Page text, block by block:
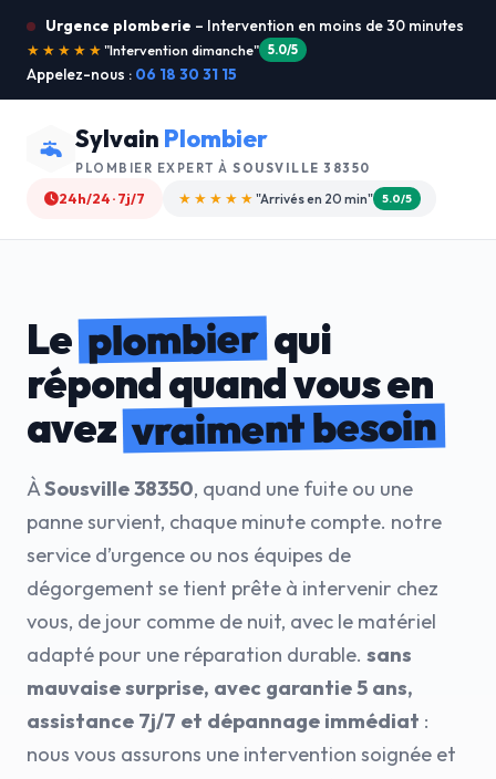
Urgence plomberie – Intervention en moins de 30 minutes
★★★★★"Je recommande !" 4.9/5
Appelez-nous : 06 18 30 31 15
Sylvain Plombier
PLOMBIER EXPERT À SOUSVILLE 38350
24h/24 · 7j/7 ★★★★☆ "Devis gratuit" 4.8/5
Leplombierqui
répond quand vous en
avezvraiment besoin
ÀSousville 38350, quand une fuite ou une
panne survient, chaque minute compte. notre
service d’urgence ou nos équipes de
dégorgement se tient prête à intervenir chez
vous, de jour comme de nuit, avec le matériel
adapté pour une réparation durable. sans
mauvaise surprise, avec garantie 5 ans,
assistance 7j/7 et dépannage immédiat :
nous vous assurons une intervention soignée et